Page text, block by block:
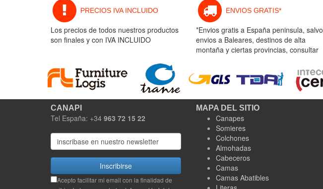
PRECIOS IVA INCLUIDO
Los precios de todos nuestros productos
son finales y con IVA INCLUIDO
ENVIOS GRATIS*
*Envios gratis a España peninsula, salvo
envios a Baleares, destinos de alta
montaña y ciertas provincias, consultar
CANAPI
Tel España: +34 963 72 15 22
Inscribirse
Acepto facilitar mi email con la finalidad de
MAPA DEL SITIO
Canapes
Somieres
Colchones
Almohadas
Cabeceros
Camas
Camas Abatibles